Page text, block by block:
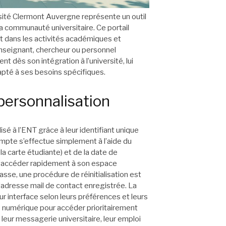
Clermont Auvergne représente un outil
communauté universitaire. Ce portail
dans les activités académiques et
chercheur ou personnel
dès son intégration à l’université, lui
à ses besoins spécifiques.
à l’ENT grâce à leur identifiant unique
s’effectue simplement à l’aide du
carte étudiante) et de la date de
rapidement à son espace
une procédure de réinitialisation est
mail de contact enregistrée. La
interface selon leurs préférences et leurs
pour accéder prioritairement
messagerie universitaire, leur emploi